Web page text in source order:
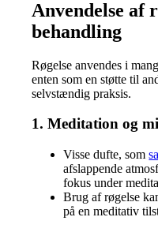
Anvendelse af
behandling
Røgelse anvendes i
enten som en støtte til
selvstændig praksis.
1. Meditation og
Visse dufte, som
afslappende
fokus under
Brug af røgelse
på en meditativ